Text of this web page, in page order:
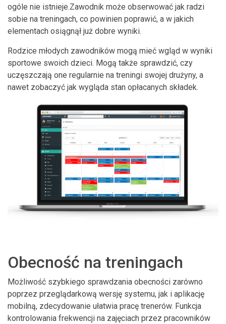
ogóle nie istnieje.Zawodnik może obserwować jak radzi
sobie na treningach, co powinien poprawić, a w jakich
elementach osiągnął już dobre wyniki.
Rodzice młodych zawodników mogą mieć wgląd w wyniki
sportowe swoich dzieci. Mogą także sprawdzić, czy
uczęszczają one regularnie na treningi swojej drużyny, a
nawet zobaczyć jak wygląda stan opłacanych składek.
Obecność na treningach
Możliwość szybkiego sprawdzania obecności zarówno
poprzez przeglądarkową wersję systemu, jak i aplikację
mobilną, zdecydowanie ułatwia pracę trenerów. Funkcja
kontrolowania frekwencji na zajęciach przez pracowników